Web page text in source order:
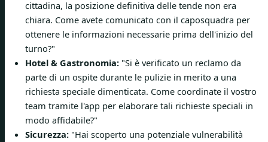
cittadina, la posizione definitiva delle tende non era
chiara. Come avete comunicato con il caposquadra per
ottenere le informazioni necessarie prima dell'inizio del
turno?"
Hotel & Gastronomia: "Si è verificato un reclamo da
parte di un ospite durante le pulizie in merito a una
richiesta speciale dimenticata. Come coordinate il vostro
team tramite l'app per elaborare tali richieste speciali in
modo affidabile?"
Sicurezza: "Hai scoperto una potenziale vulnerabilità